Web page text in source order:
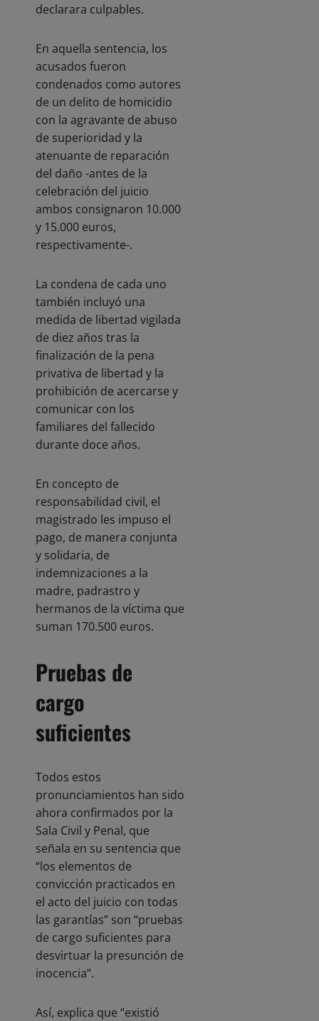
declarara culpables.
En aquella sentencia, los
acusados fueron
condenados como autores
de un delito de homicidio
con la agravante de abuso
de superioridad y la
atenuante de reparación
del daño -antes de la
celebración del juicio
ambos consignaron 10.000
y 15.000 euros,
respectivamente-.
La condena de cada uno
también incluyó una
medida de libertad vigilada
de diez años tras la
finalización de la pena
privativa de libertad y la
prohibición de acercarse y
comunicar con los
familiares del fallecido
durante doce años.
En concepto de
responsabilidad civil, el
magistrado les impuso el
pago, de manera conjunta
y solidaria, de
indemnizaciones a la
madre, padrastro y
hermanos de la víctima que
suman 170.500 euros.
Pruebas de
cargo
suficientes
Todos estos
pronunciamientos han sido
ahora confirmados por la
Sala Civil y Penal, que
señala en su sentencia que
“los elementos de
convicción practicados en
el acto del juicio con todas
las garantías” son “pruebas
de cargo suficientes para
desvirtuar la presunción de
inocencia”.
Así, explica que “existió